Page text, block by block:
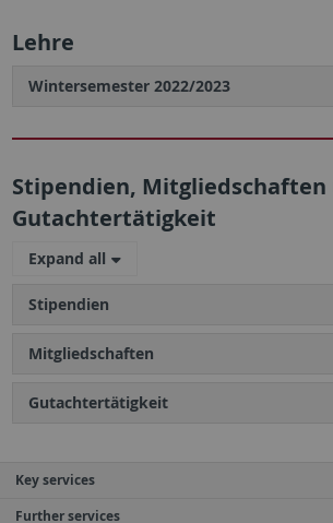
Lehre
Wintersemester 2022/2023
Stipendien, Mitgliedschaften
Gutachtertätigkeit
Expand all
Stipendien
Mitgliedschaften
Gutachtertätigkeit
Key services
Further services